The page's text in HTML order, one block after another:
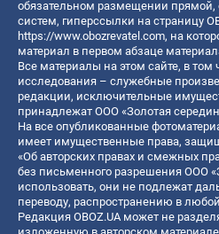
обязательном размещении прямой,
систем, гиперссылки на страницу
https://www.obozrevatel.com, на
материал в первом абзаце
Все материалы на этом сайте, в том
исследования – служебные
редакции, исключительные
принадлежат ООО «Золотая
На все опубликованные
имеет имущественные права,
«Об авторских правах и смежных
без письменного разрешения ООО
использовать, они не подлежат
переводу, распространению в
Редакция OBOZ.UA может не